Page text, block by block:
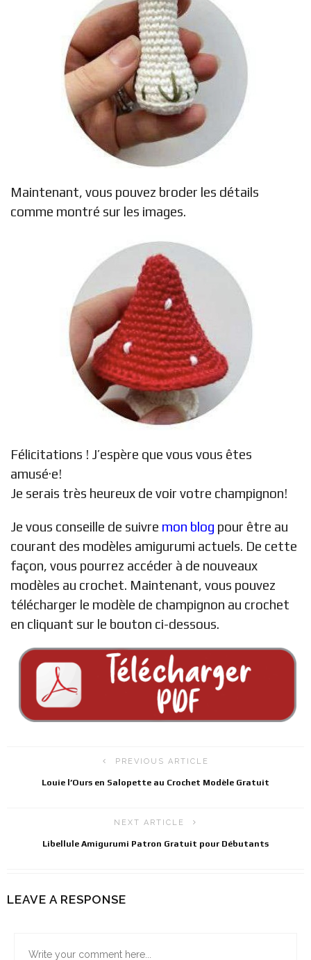
Maintenant, vous pouvez broder les détails
comme montré sur les images.
Félicitations ! J’espère que vous vous êtes
amusé·e!
Je serais très heureux de voir votre champignon!
Je vous conseille de suivre mon blog pour être au
courant des modèles amigurumi actuels. De cette
façon, vous pourrez accéder à de nouveaux
modèles au crochet. Maintenant, vous pouvez
télécharger le modèle de champignon au crochet
en cliquant sur le bouton ci-dessous.
PREVIOUS ARTICLE
Louie l’Ours en Salopette au Crochet Modèle Gratuit
NEXT ARTICLE
Libellule Amigurumi Patron Gratuit pour Débutants
LEAVE A RESPONSE